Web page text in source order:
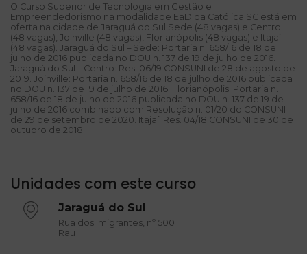
O Curso Superior de Tecnologia em Gestão e
Empreendedorismo na modalidade EaD da Católica SC está em
oferta na cidade de Jaraguá do Sul Sede (48 vagas) e Centro
(48 vagas), Joinville (48 vagas), Florianópolis (48 vagas) e Itajaí
(48 vagas). Jaraguá do Sul – Sede: Portaria n. 658/16 de 18 de
julho de 2016 publicada no DOU n. 137 de 19 de julho de 2016.
Jaraguá do Sul – Centro: Res. 06/19 CONSUNI de 28 de agosto de
2019. Joinville: Portaria n. 658/16 de 18 de julho de 2016 publicada
no DOU n. 137 de 19 de julho de 2016. Florianópolis: Portaria n.
658/16 de 18 de julho de 2016 publicada no DOU n. 137 de 19 de
julho de 2016 combinado com Resolução n. 01/20 do CONSUNI
de 29 de setembro de 2020. Itajaí: Res. 04/18 CONSUNI de 30 de
outubro de 2018
Unidades com este curso
Jaraguá do Sul
Rua dos Imigrantes, nº 500
Rau